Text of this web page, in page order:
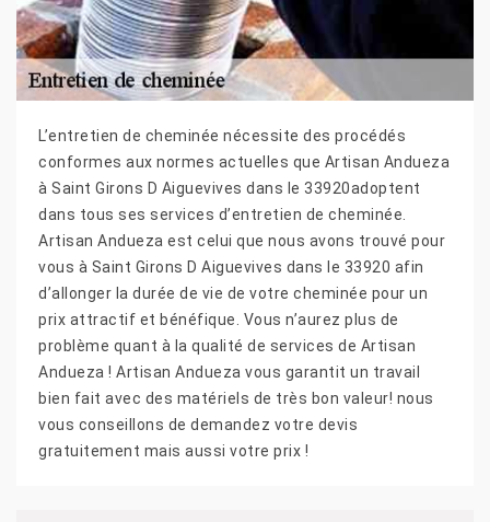
L’entretien de cheminée nécessite des procédés
conformes aux normes actuelles que Artisan Andueza
à Saint Girons D Aiguevives dans le 33920adoptent
dans tous ses services d’entretien de cheminée.
Artisan Andueza est celui que nous avons trouvé pour
vous à Saint Girons D Aiguevives dans le 33920 afin
d’allonger la durée de vie de votre cheminée pour un
prix attractif et bénéfique. Vous n’aurez plus de
problème quant à la qualité de services de Artisan
Andueza ! Artisan Andueza vous garantit un travail
bien fait avec des matériels de très bon valeur! nous
vous conseillons de demandez votre devis
gratuitement mais aussi votre prix !